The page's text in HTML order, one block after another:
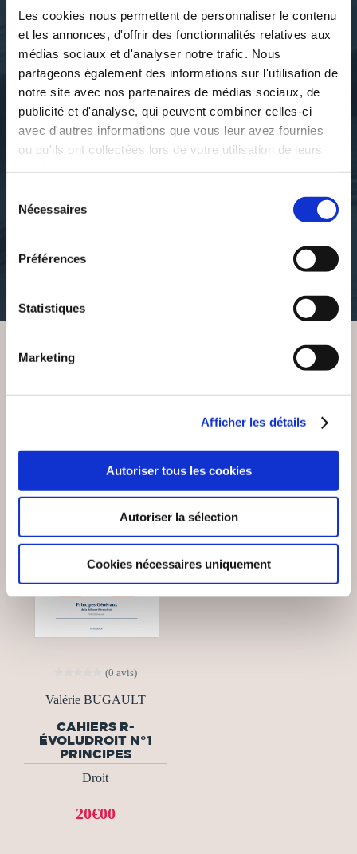
Les cookies nous permettent de personnaliser le contenu
et les annonces, d'offrir des fonctionnalités relatives aux
médias sociaux et d'analyser notre trafic. Nous
partageons également des informations sur l'utilisation de
notre site avec nos partenaires de médias sociaux, de
publicité et d'analyse, qui peuvent combiner celles-ci
avec d'autres informations que vous leur avez fournies
ou qu'ils ont collectées lors de votre utilisation de leurs
Nécessaires
Préférences
Statistiques
Marketing
Afficher les détails
Autoriser tous les cookies
Autoriser la sélection
Cookies nécessaires uniquement
ATMOSFERE
poesies
(0 avis)
Valérie BUGAULT
CAHIERS R-
ÉVOLUDROIT N°1
PRINCIPES
Droit
20€00